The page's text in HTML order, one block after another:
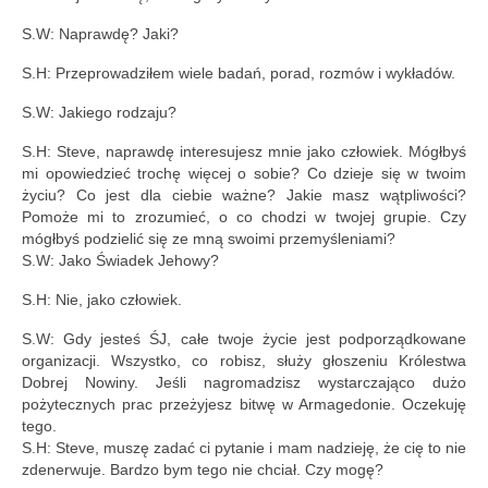
S.W: Naprawdę? Jaki?
S.H: Przeprowadziłem wiele badań, porad, rozmów i wykładów.
S.W: Jakiego rodzaju?
S.H: Steve, naprawdę interesujesz mnie jako człowiek. Mógłbyś
mi opowiedzieć trochę więcej o sobie? Co dzieje się w twoim
życiu? Co jest dla ciebie ważne? Jakie masz wątpliwości?
Pomoże mi to zrozumieć, o co chodzi w twojej grupie. Czy
mógłbyś podzielić się ze mną swoimi przemyśleniami?
S.W: Jako Świadek Jehowy?
S.H: Nie, jako człowiek.
S.W: Gdy jesteś ŚJ, całe twoje życie jest podporządkowane
organizacji. Wszystko, co robisz, służy głoszeniu Królestwa
Dobrej Nowiny. Jeśli nagromadzisz wystarczająco dużo
pożytecznych prac przeżyjesz bitwę w Armagedonie. Oczekuję
tego.
S.H: Steve, muszę zadać ci pytanie i mam nadzieję, że cię to nie
zdenerwuje. Bardzo bym tego nie chciał. Czy mogę?